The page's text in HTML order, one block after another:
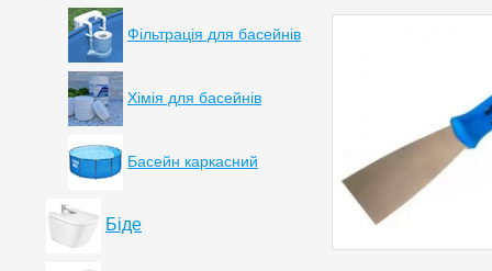
Фільтрація для басейнів
Хімія для басейнів
Басейн каркасний
Біде